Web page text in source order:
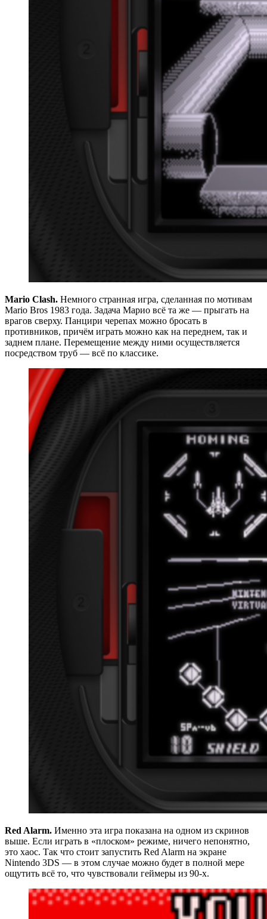
Mario Clash. Немного странная игра, сделанная по мотивам
Mario Bros 1983 года. Задача Марио всё та же — прыгать на
врагов сверху. Панцири черепах можно бросать в
противников, причём играть можно как на переднем, так и
заднем плане. Перемещение между ними осуществляется
посредством труб — всё по классике.
Red Alarm. Именно эта игра показана на одном из скринов
выше. Если играть в «плоском» режиме, ничего непонятно,
это хаос. Так что стоит запустить Red Alarm на экране
Nintendo 3DS — в этом случае можно будет в полной мере
ощутить всё то, что чувствовали геймеры из 90-х.